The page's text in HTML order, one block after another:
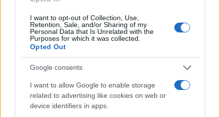
I want to opt-out of Collection, Use,
Retention, Sale, and/or Sharing of my
Personal Data that Is Unrelated with the
Purposes for which it was collected.
Opted Out
Google consents
I want to allow Google to enable storage
related to advertising like cookies on web or
device identifiers in apps.
Az Argentína elleni találkozót megelőző
sajtótájékoztatón ismét megerősítette
álláspontját. Mint mondta: „Ha valaki a
világon nem érzi a palesztin nép szenvedését,
akkor az nem ember.”
Az egyelőre nem ismert, hogy a